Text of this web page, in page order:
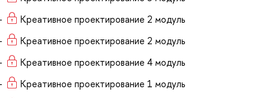
Креативное проектирование 2 модуль
Креативное проектирование 2 модуль
Креативное проектирование 4 модуль
Креативное проектирование 1 модуль